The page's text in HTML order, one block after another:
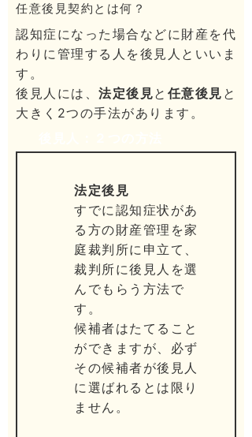
任意後見契約とは何？
認知症になった場合などに財産を代
わりに管理する人を後見人といいま
す。
後見人には、 法定後見と 任意後見 と
大きく2つの手法があります。
法定後見
すでに認知症状があ
る方の財産管理を家
庭裁判所に申立て、
裁判所に後見人を選
んでもらう方法で
す。
候補者はたてること
ができますが、必ず
その候補者が後見人
に選ばれるとは限り
ません。